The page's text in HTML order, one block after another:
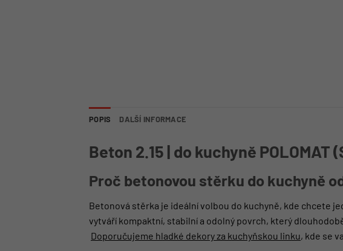
POPIS DALŠÍ INFORMACE
Beton 2.15 | do kuchyně POLOMAT
Proč betonovou stěrku do kuchyně
Betonová stěrka je ideální volbou do kuchyně, kde chcete
vytváří kompaktní, stabilní a odolný povrch, který
Doporučujeme hladké dekory za kuchyňskou linku, kde se